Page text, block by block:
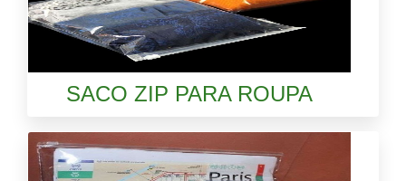
SACO ZIP PARA ROUPA